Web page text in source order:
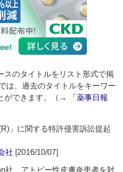
のタイトルをリスト形式で掲
は、過去のタイトルをキーワー
ができます。（→
「薬事日報
」に関する特許侵害訴訟提起
社 [2016/10/07]
社、アトピー性皮膚炎患者を対